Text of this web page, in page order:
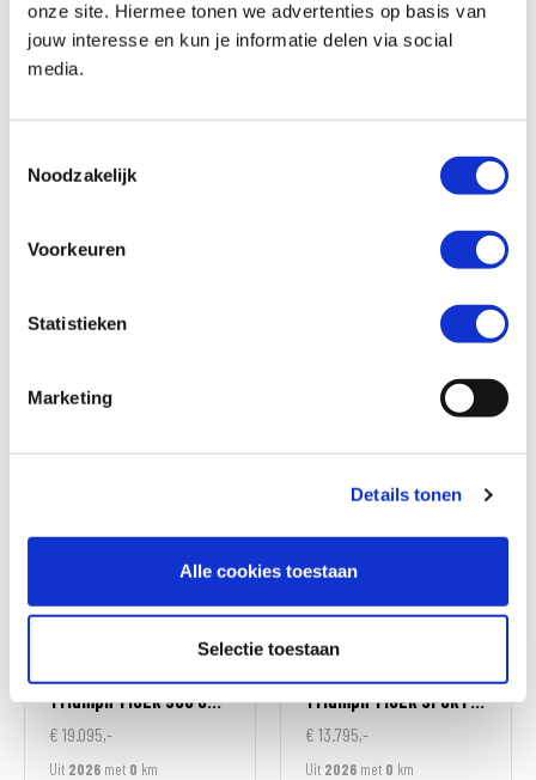
onze site. Hiermee tonen we advertenties op basis van
jouw interesse en kun je informatie delen via social
media.
Noodzakelijk
Voorkeuren
Statistieken
Marketing
Details tonen
Alle cookies toestaan
Selectie toestaan
€ 11.799,-
Uit2026
€ 7.499,-
MotoPort Wormerveer
MotoPort Goes
TriumphTIGER 900 GT ALPINE EDITION
€ 19.095,-
Uit 2026 met 0 km
TriumphTIGER SPORT 800
€ 13.795,-
Uit 2026 met 0 km